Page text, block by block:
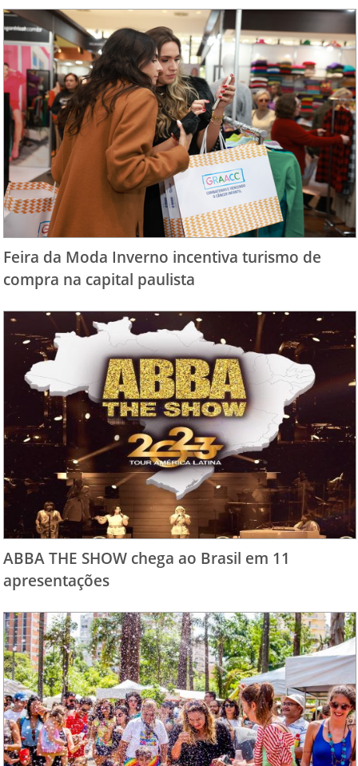
Feira da Moda Inverno incentiva turismo de
compra na capital paulista
ABBA THE SHOW chega ao Brasil em 11
apresentações